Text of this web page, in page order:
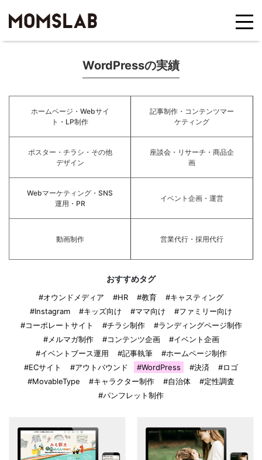
WordPressの実績
ホームページ・Webサイ
ト・LP制作
記事制作・コンテンツマー
ケティング
ポスター・チラシ・その他
デザイン
座談会・リサーチ・商品企
画
Webマーケティング・SNS
運用・PR
イベント企画・運営
動画制作 営業代行・採用代行
おすすめタグ
#オウンドメディア #HR #教育
#キャスティング
#Instagram
#キッズ向け #ママ向け
#ファミリー向け
#コーポレートサイト
#チラシ制作
#ランディングページ制作
#メルマガ制作
#コンテンツ企画
#イベント企画
#イベントブース運用
#記事執筆
#ホームページ制作
#ECサイト
#アウトバウンド #WordPress #決済
#ロゴ
#MovableType
#キャラクター制作 #自治体
#定性調査
#パンフレット制作